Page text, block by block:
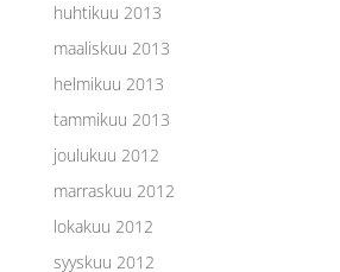
huhtikuu 2013
maaliskuu 2013
helmikuu 2013
tammikuu 2013
joulukuu 2012
marraskuu 2012
lokakuu 2012
syyskuu 2012